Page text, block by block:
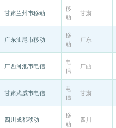
甘肃兰州市移动
移
动
甘肃
广东汕尾市移动
移
动
广东
广西河池市电信
电
信
广西
甘肃武威市电信
电
信
甘肃
四川成都移动
移
动
四川